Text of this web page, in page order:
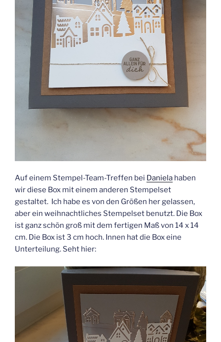
Auf einem Stempel-Team-Treffen bei Daniela haben
wir diese Box mit einem anderen Stempelset
gestaltet. Ich habe es von den Größen her gelassen,
aber ein weihnachtliches Stempelset benutzt. Die Box
ist ganz schön groß mit dem fertigen Maß von 14 x 14
cm. Die Box ist 3 cm hoch. Innen hat die Box eine
Unterteilung. Seht hier: